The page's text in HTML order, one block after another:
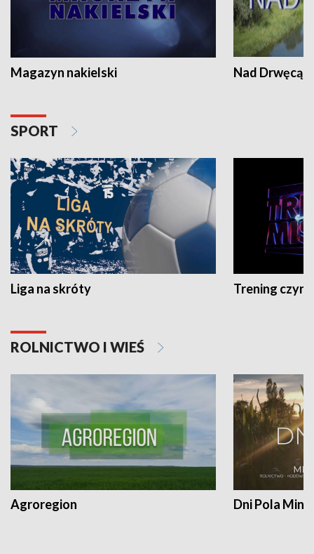
Magazyn nakielski Nad Drwęcą
SPORT
Liga na skróty Trening czyni
ROLNICTWO I WIEŚ
Agroregion Dni Pola